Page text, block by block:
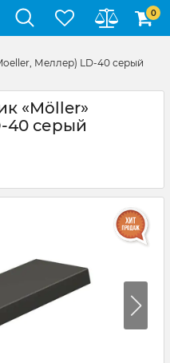
0
Меллер) LD-40 серый
«Möller»
40 серый